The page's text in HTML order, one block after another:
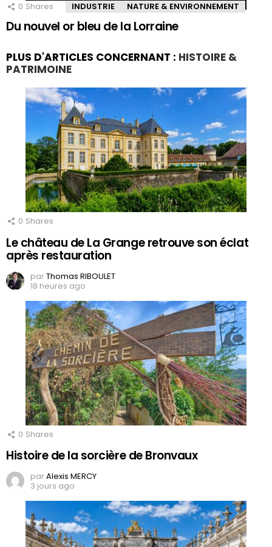
0 Shares INDUSTRIE NATURE & ENVIRONNEMENT
Du nouvel or bleu de la Lorraine
PLUS D'ARTICLES CONCERNANT : HISTOIRE &
PATRIMOINE
0 Shares
Le château de La Grange retrouve son éclat
après restauration
parThomas RIBOULET
18 heures ago
0 Shares
Histoire de la sorcière de Bronvaux
parAlexis MERCY
3 jours ago